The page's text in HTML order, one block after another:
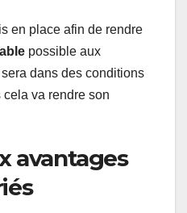
en place afin de rendre
possible aux
dans des conditions
va rendre son
avantages